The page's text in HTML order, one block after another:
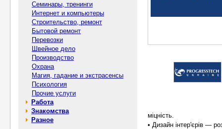
Семинары, тренинги
Интернет и компьютеры
Строительство, ремонт
Бытовой ремонт
Перевозки
Швейное дело
Производство
Охрана
Магия, гадание и экстрасенсы
Психология
Прочие услуги
Работа
Знакомства
Разное
міцність.
• Дизайн інтер'єрів —